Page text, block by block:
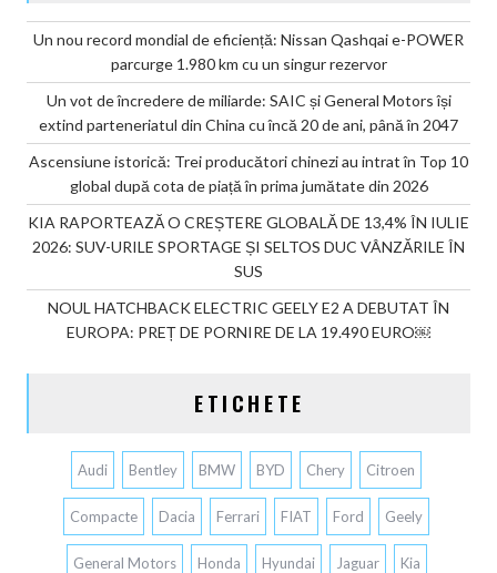
Un nou record mondial de eficiență: Nissan Qashqai e-POWER
parcurge 1.980 km cu un singur rezervor
Un vot de încredere de miliarde: SAIC și General Motors își
extind parteneriatul din China cu încă 20 de ani, până în 2047
Ascensiune istorică: Trei producători chinezi au intrat în Top 10
global după cota de piață în prima jumătate din 2026
KIA RAPORTEAZĂ O CREȘTERE GLOBALĂ DE 13,4% ÎN IULIE
2026: SUV-URILE SPORTAGE ȘI SELTOS DUC VÂNZĂRILE ÎN
SUS
NOUL HATCHBACK ELECTRIC GEELY E2 A DEBUTAT ÎN
EUROPA: PREȚ DE PORNIRE DE LA 19.490 EURO￼
ETICHETE
Audi Bentley BMW BYD Chery Citroen
Compacte Dacia Ferrari FIAT Ford Geely
General Motors Honda Hyundai Jaguar Kia